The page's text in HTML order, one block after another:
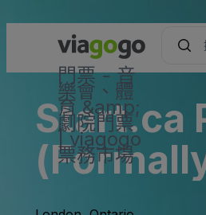
門票 - 音
樂會、體
育 &amp;
劇院門票
| viagogo
票務市場
Start.ca